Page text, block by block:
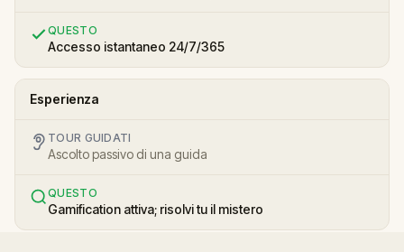
QUESTO
Accesso istantaneo 24/7/365
Esperienza
TOUR GUIDATI
Ascolto passivo di una guida
QUESTO
Gamification attiva; risolvi tu il mistero